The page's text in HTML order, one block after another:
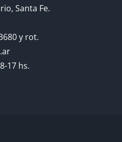
Santa Fe.
y rot.
17 hs.